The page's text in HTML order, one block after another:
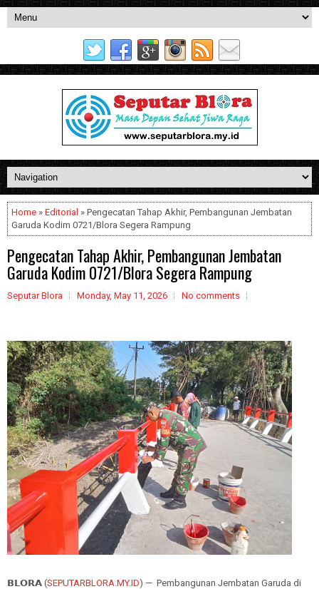
Home » Editorial » Pengecatan Tahap Akhir, Pembangunan Jembatan
Garuda Kodim 0721/Blora Segera Rampung
Pengecatan Tahap Akhir, Pembangunan Jembatan
Garuda Kodim 0721/Blora Segera Rampung
Seputar Blora Monday, May 11, 2026 No comments
𝗕𝗟𝗢𝗥𝗔 (SEPUTARBLORA.MY.ID) — Pembangunan Jembatan Garuda di